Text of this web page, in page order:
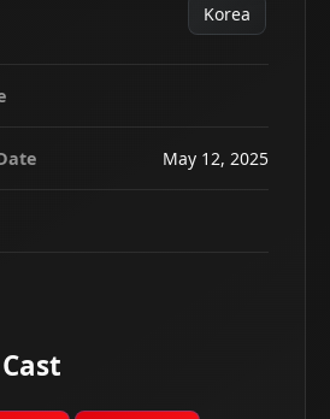
Korea
May 12, 2025